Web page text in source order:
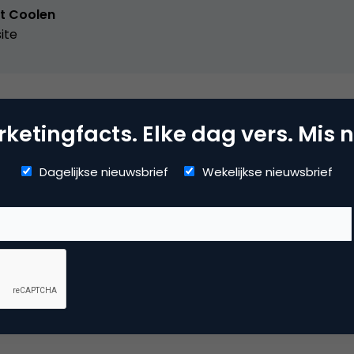
Coolen
marketing
Elke dag vers. Mis
Dagelijkse nieuwsbrief Wekelijkse nieuwsbrief